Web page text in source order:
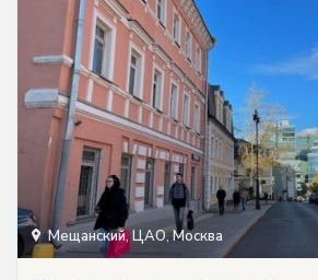
Мещанский,ЦАО,Москва